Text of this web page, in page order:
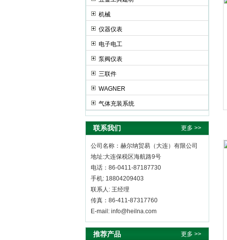
赫尔纳贸易（大连）有限公司
机械
仪器仪表
电子电工
泵阀仪表
三联件
WAGNER
气体充装系统
联系我们 更多 >>
公司名称：赫尔纳贸易（大连）有限公司
地址:大连保税区海航路9号
电话：86-0411-87187730
手机: 18804209403
联系人: 王经理
传真：86-411-87317760
E-mail: info@heilna.com
推荐产品 更多 >>